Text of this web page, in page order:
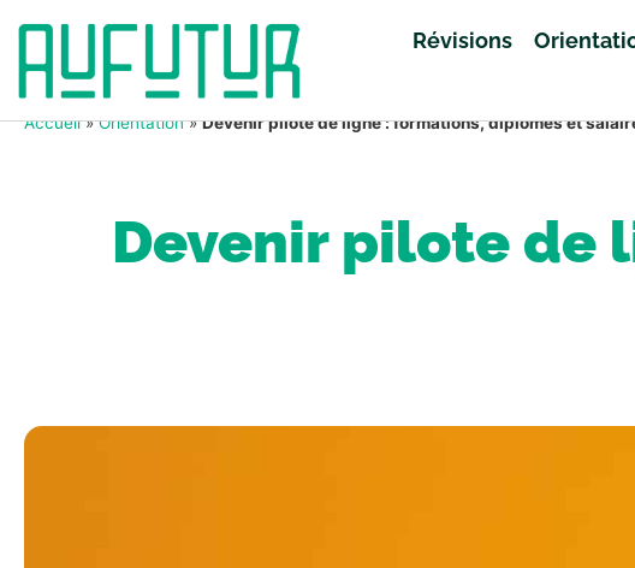
Révisions
Accueil»Orientation»Devenir pilote de ligne : formations, diplômes et
Devenir pilote de